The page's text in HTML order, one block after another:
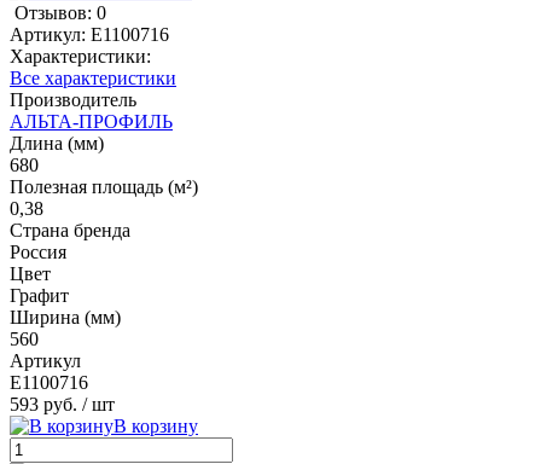
Отзывов: 0
Артикул: E1100716
Характеристики:
Все характеристики
Производитель
АЛЬТА-ПРОФИЛЬ
Длина (мм)
680
Полезная площадь (м²)
0,38
Страна бренда
Россия
Цвет
Графит
Ширина (мм)
560
Артикул
E1100716
593 руб. / шт
В корзину